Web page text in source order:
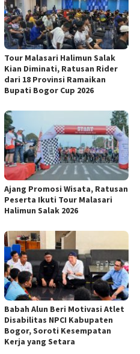
Tour Malasari Halimun Salak
Kian Diminati, Ratusan Rider
dari 18 Provinsi Ramaikan
Bupati Bogor Cup 2026
Ajang Promosi Wisata, Ratusan
Peserta Ikuti Tour Malasari
Halimun Salak 2026
Babah Alun Beri Motivasi Atlet
Disabilitas NPCI Kabupaten
Bogor, Soroti Kesempatan
Kerja yang Setara